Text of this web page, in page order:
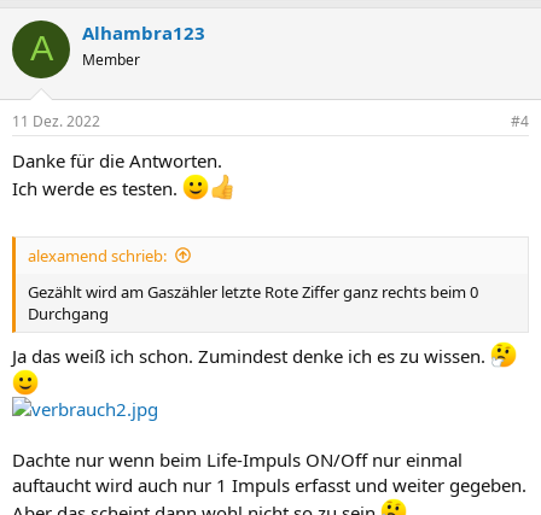
A Alhambra123
Member
11 Dez. 2022 #4
Danke für die Antworten.
Ich werde es testen.
alexamend schrieb:
Gezählt wird am Gaszähler letzte Rote Ziffer ganz rechts beim 0
Durchgang
Ja das weiß ich schon. Zumindest denke ich es zu wissen.
Dachte nur wenn beim Life-Impuls ON/Off nur einmal
auftaucht wird auch nur 1 Impuls erfasst und weiter gegeben.